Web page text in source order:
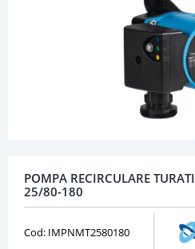
POMPA RECIRCULARE
25/80-180
Cod: IMPNMT2580180